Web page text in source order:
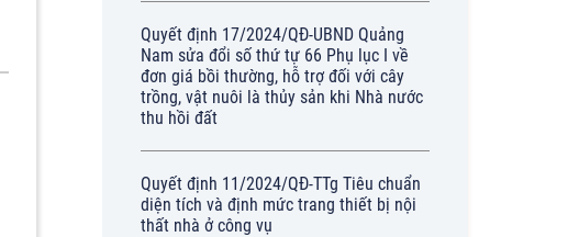
Quyết định 17/2024/QĐ-UBND Quảng
Nam sửa đổi số thứ tự 66 Phụ lục I về
đơn giá bồi thường, hỗ trợ đối với cây
trồng, vật nuôi là thủy sản khi Nhà nước
thu hồi đất
Quyết định 11/2024/QĐ-TTg Tiêu chuẩn
diện tích và định mức trang thiết bị nội
thất nhà ở công vụ